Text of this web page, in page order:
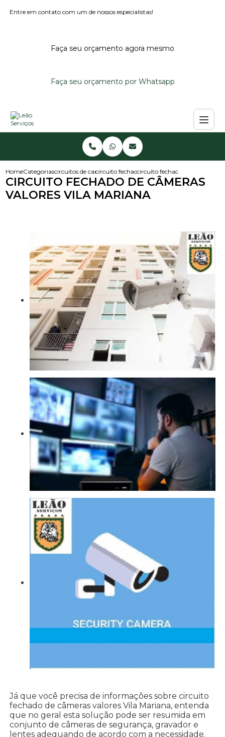
Entre em contato com um de nossos especialistas!
Faça seu orçamento agora mesmo
Faça seu orçamento por Whatsapp
HomeCategoriascircuitos de camerascircuito fechado de camerascircuito fechado de cameras
CIRCUITO FECHADO DE CÂMERAS
VALORES VILA MARIANA
Já que você precisa de informações sobre circuito
fechado de câmeras valores Vila Mariana, entenda
que no geral esta solução pode ser resumida em
conjunto de câmeras de segurança, gravador e
lentes adequando de acordo com a necessidade.